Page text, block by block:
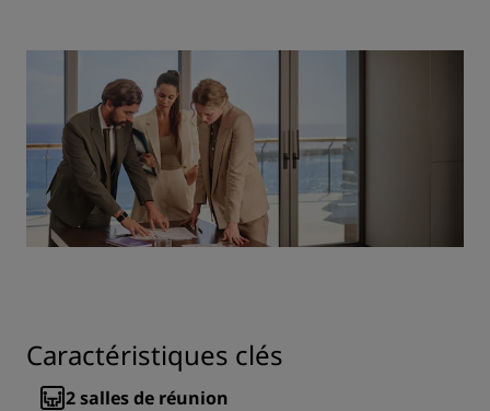
Caractéristiques clés
2salles de réunion